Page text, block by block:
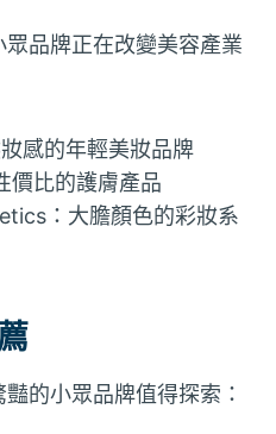
品牌正在改變美容產業
感的年輕美妝品牌
比的護膚產品
：大膽顏色的彩妝系
的小眾品牌值得探索：